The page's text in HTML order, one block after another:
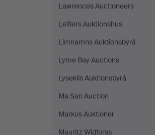
Lawrences Auctioneers
Leiflers Auktionshus
Limhamns Auktionsbyrå
Lyme Bay Auctions
Lysekils Auktionsbyrå
Ma San Auction
Markus Auktioner
Mauritz Widforss